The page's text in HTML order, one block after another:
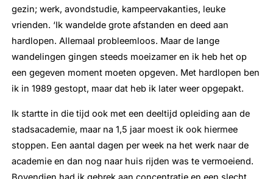
gezin; werk, avondstudie, kampeervakanties, leuke
vrienden. ‘Ik wandelde grote afstanden en deed aan
hardlopen. Allemaal probleemloos. Maar de lange
wandelingen gingen steeds moeizamer en ik heb het op
een gegeven moment moeten opgeven. Met hardlopen ben
ik in 1989 gestopt, maar dat heb ik later weer opgepakt.
Ik startte in die tijd ook met een deeltijd opleiding aan de
stadsacademie, maar na 1,5 jaar moest ik ook hiermee
stoppen. Een aantal dagen per week na het werk naar de
academie en dan nog naar huis rijden was te vermoeiend.